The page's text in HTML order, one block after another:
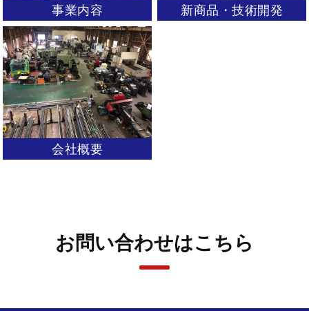
事業内容 新商品・技術開発
会社概要
お問い合わせはこちら